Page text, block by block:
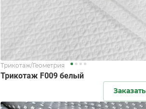
Трикотаж/Геометрия
Трикотаж F009 белый
Заказать